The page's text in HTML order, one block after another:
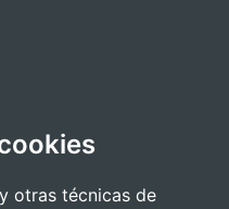
otras técnicas de